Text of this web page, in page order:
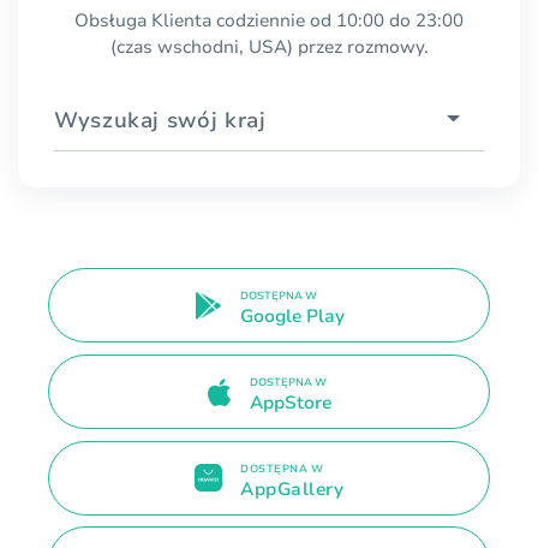
Obsługa Klienta codziennie od 10:00 do 23:00
(czas wschodni, USA) przez rozmowy.
Wyszukaj swój kraj
DOSTĘPNA W
Google Play
DOSTĘPNA W
AppStore
DOSTĘPNA W
AppGallery